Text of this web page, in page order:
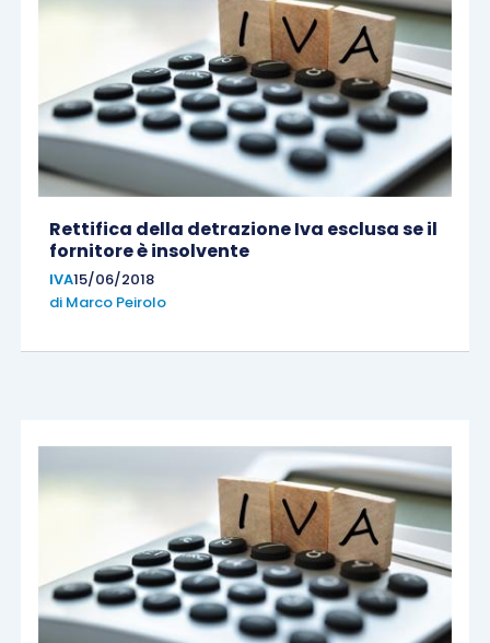
Rettifica della detrazione Iva esclusa se il
fornitore è insolvente
IVA15/06/2018
di Marco Peirolo